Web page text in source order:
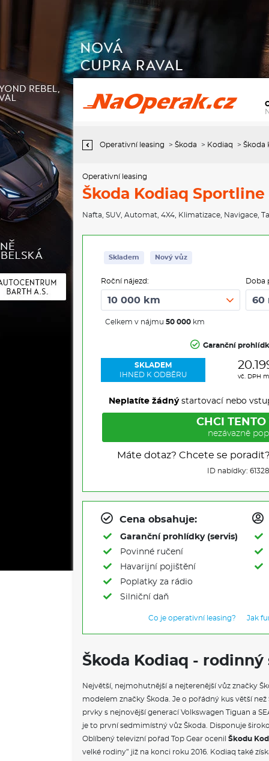
Operativní leasing Škoda Kodiaq Sportline 2,0 TDI 142 kW 7°
automatická DSG 4x4
Operativní leasing > Škoda > Kodiaq > Škoda
Operativní leasing
Škoda Kodiaq Sportline
Nafta SUV, Automat 4X4 Klimatizace Navigace
Skladem Nový vůz
Roční nájezd:
Celkem v nájmu 50 000 km
Doba
Garanční
SKLADEM
IHNED K ODBĚRU
vč. DPH
Neplatíte žádnýstartovací nebo
CHCI TENTO
nezávazně
Máte dotaz? Chcete se poradit?
ID nabídky:
Cena obsahuje:
Garanční prohlídky (servis)
Povinné ručení
Havarijní pojištění
Poplatky za rádio
Silniční daň
Co je operativní leasing? Jak
Škoda Kodiaq - rodinný
Největší, nejmohutnější a nejterenější vůz značky
modelem značky Škoda. Je o pořádný kus větší
prvky s nejnovější generací Volkswagen Tiguan a
je to první sedmimístný vůz Škoda. Disponuje
Oblíbený televizní pořad Top Gear ocenil Škodu
velké rodiny” již na konci roku 2016. Kodiaq také